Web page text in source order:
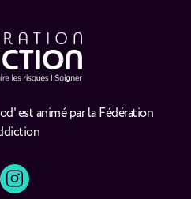
est animé par la Fédération